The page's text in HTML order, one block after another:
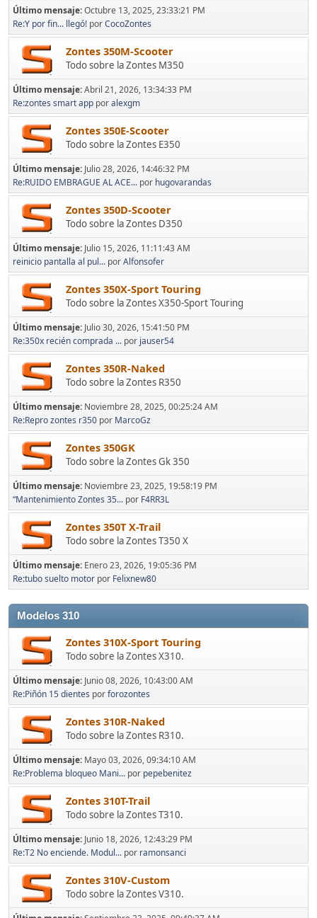
Último mensaje:Octubre 13, 2025, 23:33:21 PM
Re:Y por fin... llegó! porCocoZontes
Zontes 350M-Scooter
Todo sobre la Zontes M350
Último mensaje:Abril 21, 2026, 13:34:33 PM
Re:zontes smart app poralexgm
Zontes 350E-Scooter
Todo sobre la Zontes E350
Último mensaje: Julio 28, 2026, 14:46:32 PM
Re:RUIDO EMBRAGUE AL ACE... por hugovarandas
Zontes 350D-Scooter
Todo sobre la Zontes D350
Último mensaje: Julio 15, 2026, 11:11:43 AM
reinicio pantalla al pul... porAlfonsofer
Zontes 350X-Sport Touring
Todo sobre la Zontes X350-Sport Touring
Último mensaje: Julio 30, 2026, 15:41:50 PM
Re:350x recién comprada ... por jauser54
Zontes 350R-Naked
Todo sobre la Zontes R350
Último mensaje: Noviembre 28, 2025, 00:25:24 AM
Re:Repro zontes r350 por MarcoGz
Zontes 350GK
Todo sobre la Zontes Gk 350
Último mensaje: Noviembre 23, 2025, 19:58:19 PM
“Mantenimiento Zontes 35... por F4RR3L
Zontes 350T X-Trail
Todo sobre la Zontes T350 X
Último mensaje: Enero 23, 2026, 19:05:36 PM
Re:tubo suelto motor por Felixnew80
Modelos 310
Zontes 310X-Sport Touring
Todo sobre la Zontes X310.
Último mensaje: Junio 08, 2026, 10:43:00 AM
Re:Piñón 15 dientes porforozontes
Zontes 310R-Naked
Todo sobre la Zontes R310.
Último mensaje: Mayo 03, 2026, 09:34:10 AM
Re:Problema bloqueo Mani... por pepebenitez
Zontes 310T-Trail
Todo sobre la Zontes T310.
Último mensaje: Junio 18, 2026, 12:43:29 PM
Re:T2 No enciende. Modul... por ramonsanci
Zontes 310V-Custom
Todo sobre la Zontes V310.